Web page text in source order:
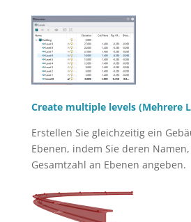
Create multiple levels (Mehrere
Erstellen Sie gleichzeitig ein
Ebenen, indem Sie deren
Gesamtzahl an Ebenen angeben.